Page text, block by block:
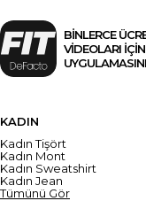
BİNLERCE
VİDEOLARI
UYGULAMASINI
KADIN
Kadın Tişört
Kadın Mont
Kadın Sweatshirt
Kadın Jean
Tümünü Gör